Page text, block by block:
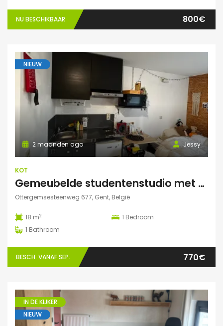
NU BESCHIKBAAR 800€
NIEUW
Jessy
2 maanden ago
KOT
Gemeubelde studentenstudio met privéparking op toplocatie nabij UZ Gent en UGent
Ottergemsesteenweg 677, Gent, België
18 m2 1 Bedroom
1 Bathroom
BESCH. VANAF SEP. 770€
IN DE KIJKER
NIEUW